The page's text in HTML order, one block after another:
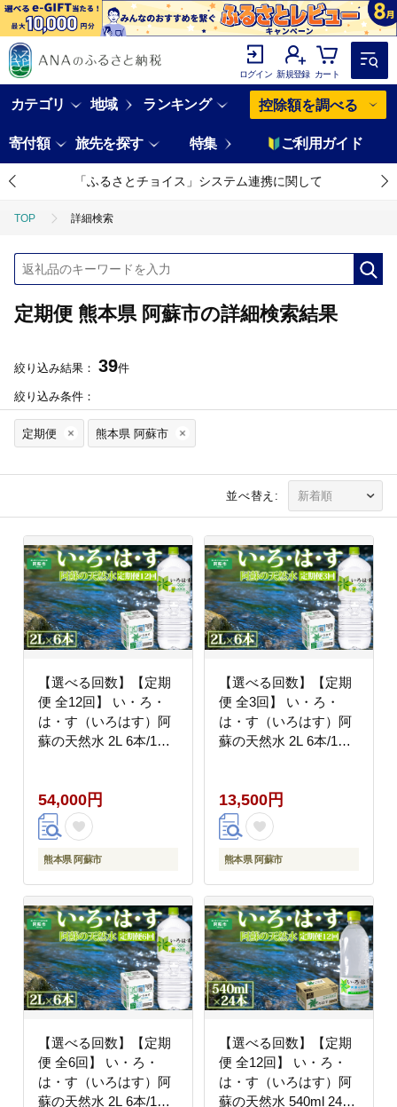
ログイン 新規登録 カート
カテゴリ 地域 ランキング 控除額を調べる
寄付額 旅先を探す 特集 ご利用ガイド
「ふるさとチョイス」システム連携に関して
TOP 詳細検索
定期便 熊本県 阿蘇市の詳細検索結果
絞り込み結果： 39件
絞り込み条件：
定期便 熊本県 阿蘇市
並べ替え:
【選べる回数】【定期
便 全12回】 い・ろ・
は・す（いろはす）阿
蘇の天然水 2L 6本/1ケ
ラル 熊本 阿蘇 備蓄 防
災 美味しい ドリンク
飲料水 飲料
54,000円
熊本県 阿蘇市
【選べる回数】【定期
便 全3回】 い・ろ・
は・す（いろはす）阿
蘇の天然水 2L 6本/1ケ
ラル 熊本 阿蘇 備蓄 防
災 美味しい ドリンク
飲料水 飲料
13,500円
熊本県 阿蘇市
【選べる回数】【定期
便 全6回】 い・ろ・
は・す（いろはす）阿
蘇の天然水 2L 6本/1ケ
【選べる回数】【定期
便 全12回】 い・ろ・
は・す（いろはす）阿
蘇の天然水 540ml 24